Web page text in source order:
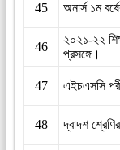
45 অনার্স ১ম
46
২০২১-২২
প্রসঙ্গে।
47 এইচএসসি
48 দ্বাদশ